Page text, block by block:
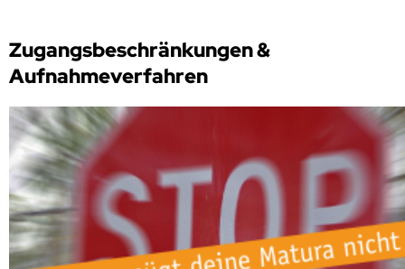
Zugangsbeschränkungen &
Aufnahmeverfahren